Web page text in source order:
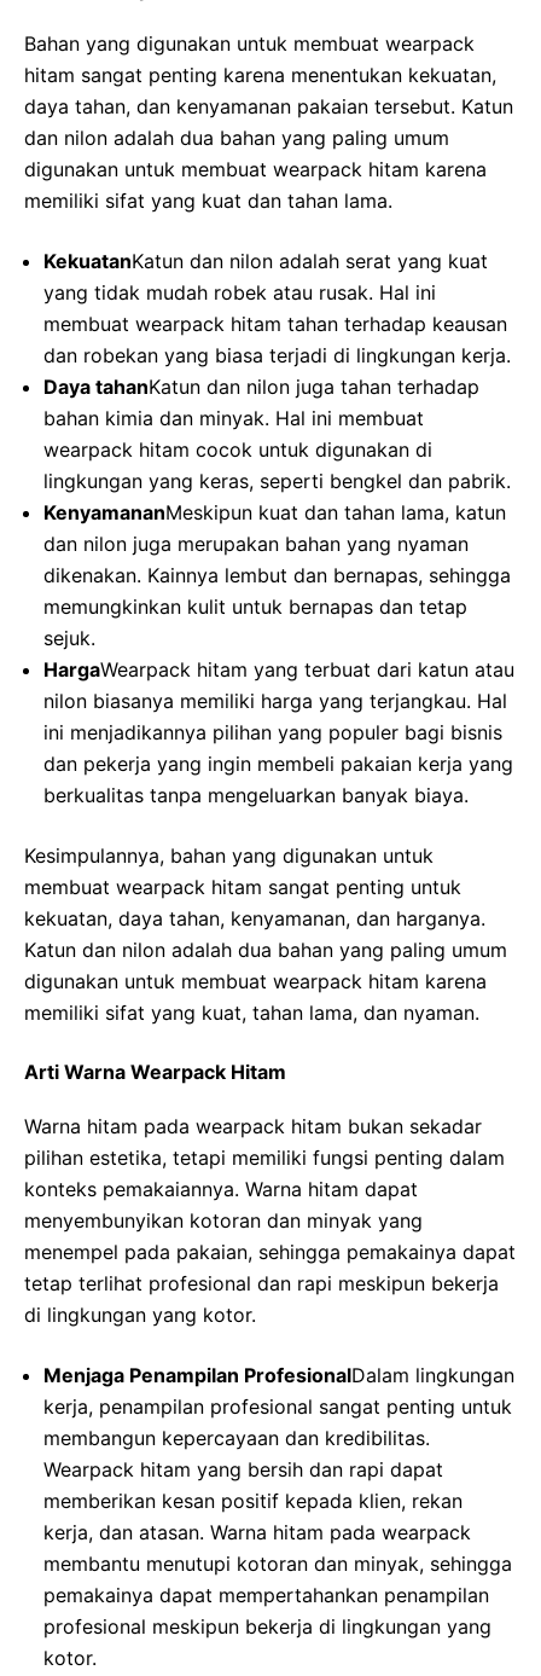
Bahan yang digunakan untuk membuat wearpack
hitam sangat penting karena menentukan kekuatan,
daya tahan, dan kenyamanan pakaian tersebut. Katun
dan nilon adalah dua bahan yang paling umum
digunakan untuk membuat wearpack hitam karena
memiliki sifat yang kuat dan tahan lama.
KekuatanKatun dan nilon adalah serat yang kuat
yang tidak mudah robek atau rusak. Hal ini
membuat wearpack hitam tahan terhadap keausan
dan robekan yang biasa terjadi di lingkungan kerja.
Daya tahanKatun dan nilon juga tahan terhadap
bahan kimia dan minyak. Hal ini membuat
wearpack hitam cocok untuk digunakan di
lingkungan yang keras, seperti bengkel dan pabrik.
KenyamananMeskipun kuat dan tahan lama, katun
dan nilon juga merupakan bahan yang nyaman
dikenakan. Kainnya lembut dan bernapas, sehingga
memungkinkan kulit untuk bernapas dan tetap
sejuk.
HargaWearpack hitam yang terbuat dari katun atau
nilon biasanya memiliki harga yang terjangkau. Hal
ini menjadikannya pilihan yang populer bagi bisnis
dan pekerja yang ingin membeli pakaian kerja yang
berkualitas tanpa mengeluarkan banyak biaya.
Kesimpulannya, bahan yang digunakan untuk
membuat wearpack hitam sangat penting untuk
kekuatan, daya tahan, kenyamanan, dan harganya.
Katun dan nilon adalah dua bahan yang paling umum
digunakan untuk membuat wearpack hitam karena
memiliki sifat yang kuat, tahan lama, dan nyaman.
Arti Warna Wearpack Hitam
Warna hitam pada wearpack hitam bukan sekadar
pilihan estetika, tetapi memiliki fungsi penting dalam
konteks pemakaiannya. Warna hitam dapat
menyembunyikan kotoran dan minyak yang
menempel pada pakaian, sehingga pemakainya dapat
tetap terlihat profesional dan rapi meskipun bekerja
di lingkungan yang kotor.
Menjaga Penampilan ProfesionalDalam lingkungan
kerja, penampilan profesional sangat penting untuk
membangun kepercayaan dan kredibilitas.
Wearpack hitam yang bersih dan rapi dapat
memberikan kesan positif kepada klien, rekan
kerja, dan atasan. Warna hitam pada wearpack
membantu menutupi kotoran dan minyak, sehingga
pemakainya dapat mempertahankan penampilan
profesional meskipun bekerja di lingkungan yang
kotor.